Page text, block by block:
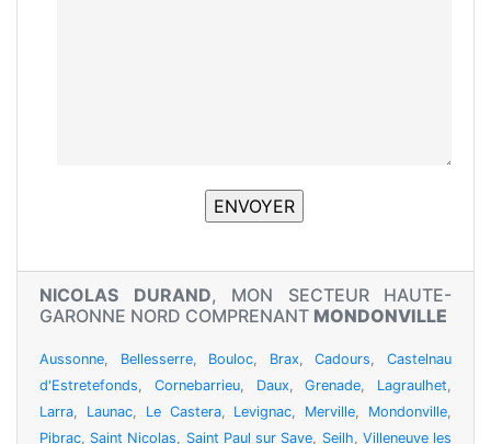
NICOLAS DURAND, MON SECTEUR HAUTE-
GARONNE NORD COMPRENANT MONDONVILLE
Aussonne Bellesserre, Bouloc Brax,Cadours ,Castelnau
d'Estretefonds
Cornebarrieu, Daux,Grenade Lagraulhet
Larra
Launac, Le Castera, Levignac Merville Mondonville
Pibrac Saint Nicolas Saint Paul sur Save Seilh Villeneuve les